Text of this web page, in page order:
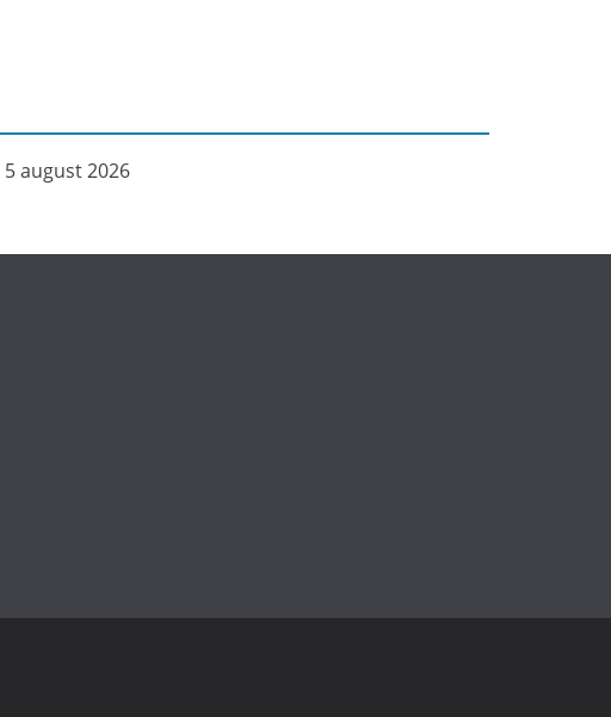
5 august 2026